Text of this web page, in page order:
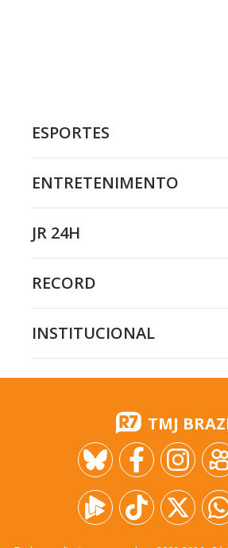
ESPORTES
ENTRETENIMENTO
JR 24H
RECORD
INSTITUCIONAL
TMJ